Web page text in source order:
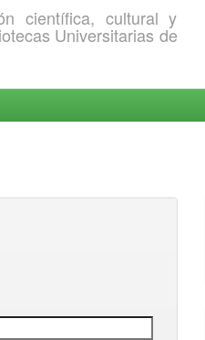
científica, cultural y
Universitarias de